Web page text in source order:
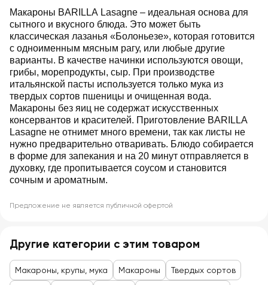
Макароны BARILLA Lasagne – идеальная основа для
сытного и вкусного блюда. Это может быть
классическая лазанья «Болоньезе», которая готовится
с одноименным мясным рагу, или любые другие
варианты. В качестве начинки используются овощи,
грибы, морепродукты, сыр. При производстве
итальянской пасты используется только мука из
твердых сортов пшеницы и очищенная вода.
Макароны без яиц не содержат искусственных
консервантов и красителей. Приготовление BARILLA
Lasagne не отнимет много времени, так как листы не
нужно предварительно отваривать. Блюдо собирается
в форме для запекания и на 20 минут отправляется в
духовку, где пропитывается соусом и становится
сочным и ароматным.
Предложение не является публичной офертой
Другие категории с этим товаром
Макароны, крупы, мука Макароны Твердых сортов